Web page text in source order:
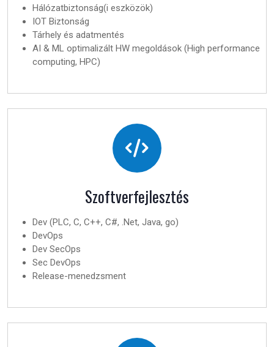
Hálózatbiztonság(i eszközök)
IOT Biztonság
Tárhely és adatmentés
AI & ML optimalizált HW megoldások (High performance
computing, HPC)
Szoftverfejlesztés
Dev (PLC, C, C++, C#, .Net, Java, go)
DevOps
Dev SecOps
Sec DevOps
Release-menedzsment